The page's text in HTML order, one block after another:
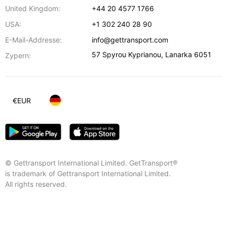
United Kingdom:
+44 20 4577 1766
USA:
+1 302 240 28 90
E-Mail-Addresse:
info@gettransport.com
Zypern:
57 Spyrou Kyprianou, Lanarka 6051
© Gettransport International Limited. GetTransport®
is trademark of Gettransport International Limited.
All rights reserved.
€EUR